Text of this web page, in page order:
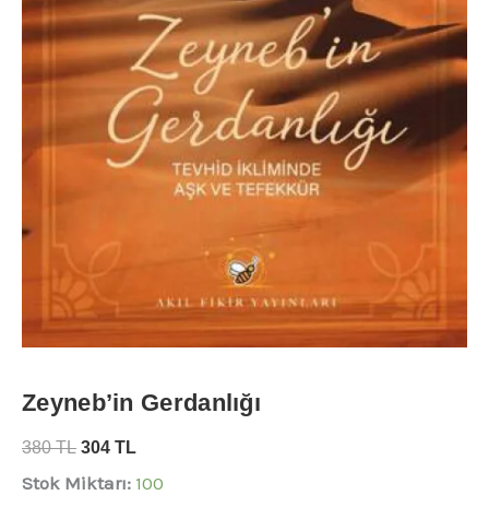
Zeyneb’in Gerdanlığı
380TL 304 TL
Stok Miktarı: 100